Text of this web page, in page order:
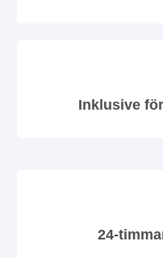
Inklusive
24-